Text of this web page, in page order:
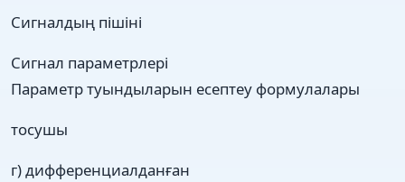
Сигналдың пішіні
Сигнал параметрлері
Параметр туындыларын есептеу формулалары
тосушы
г) дифференциалданған